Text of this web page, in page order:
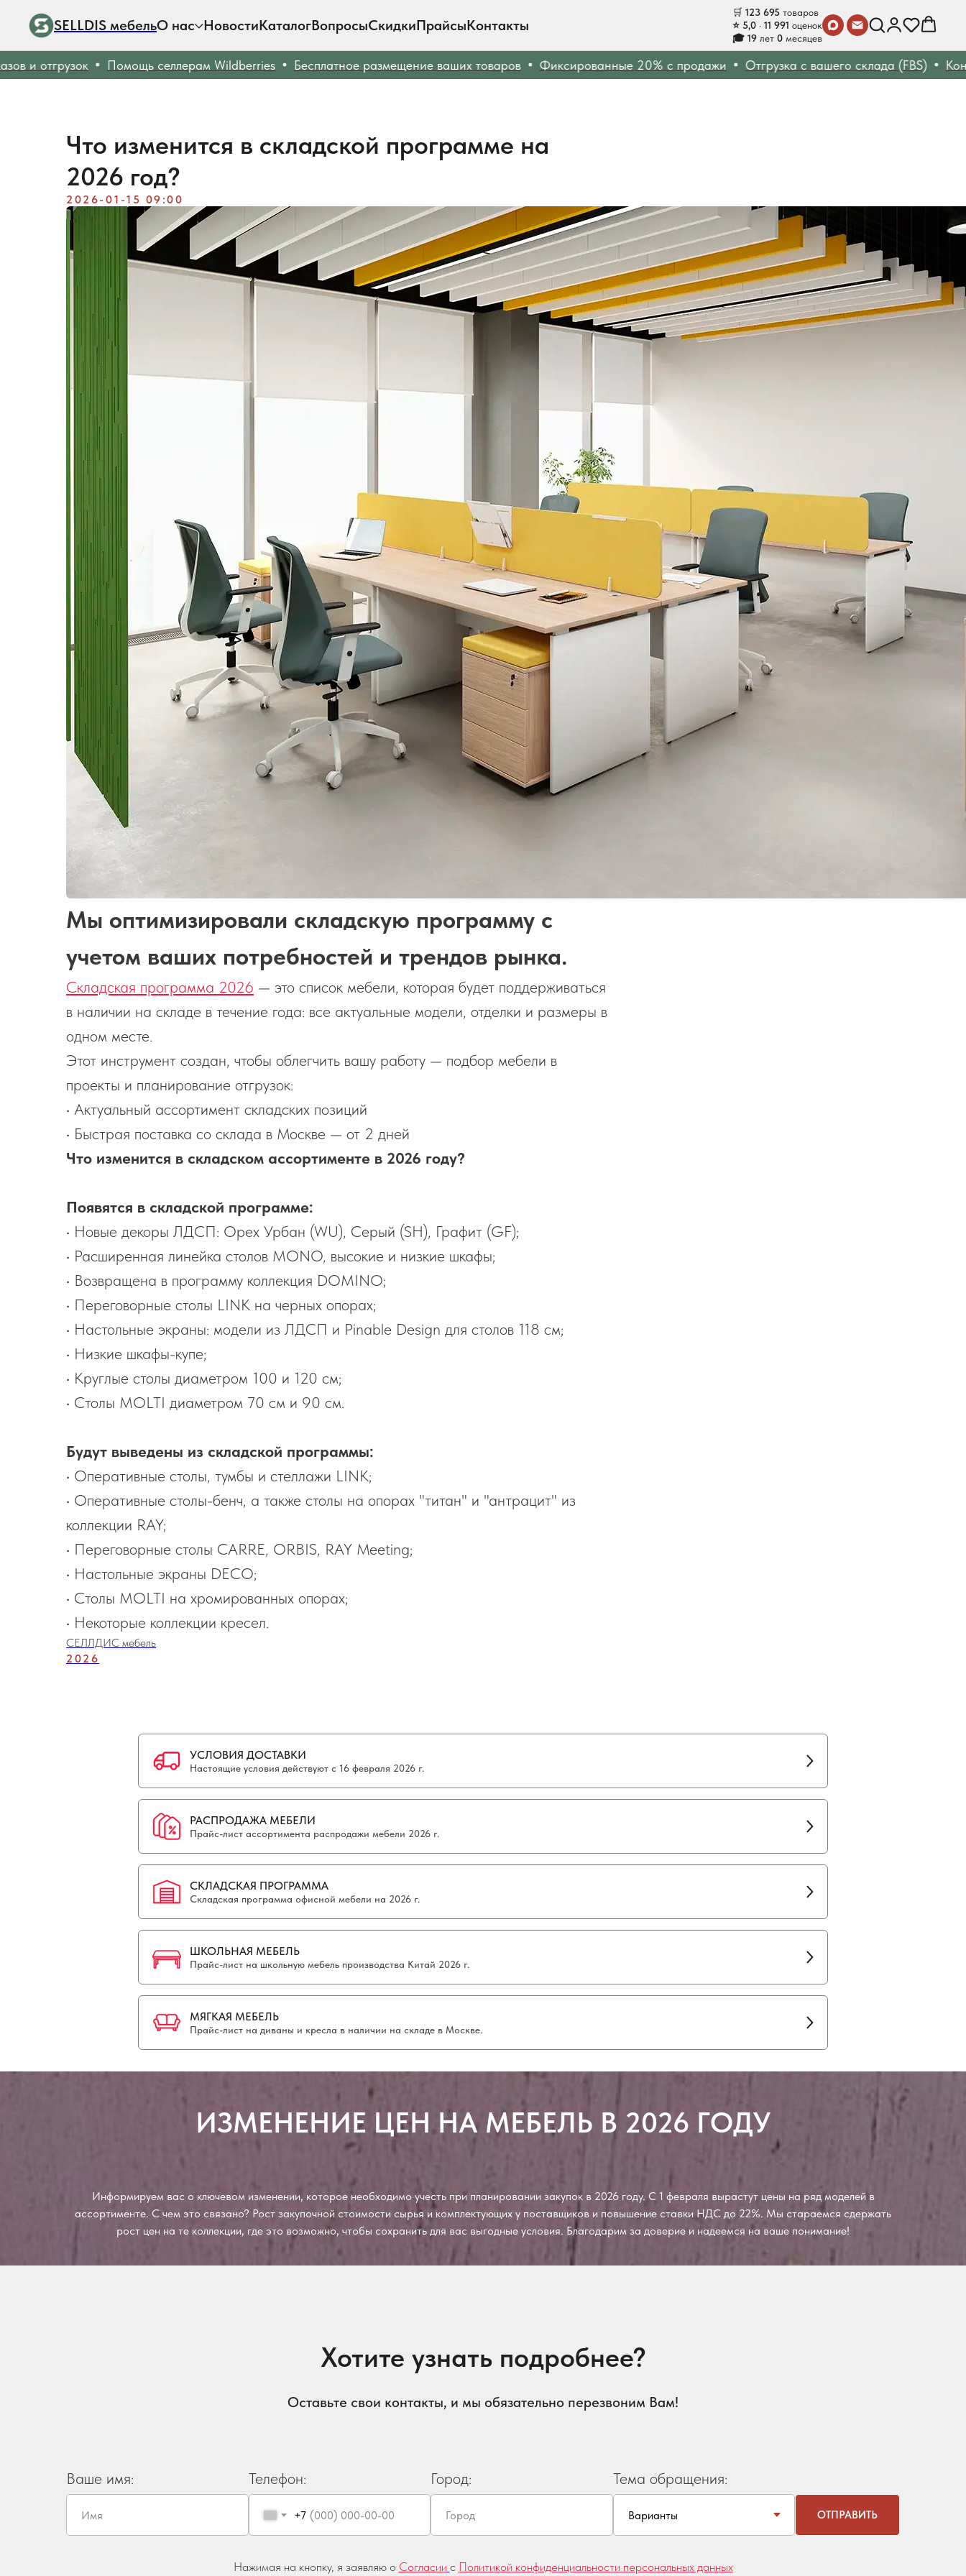
SELLDIS мебельО нас НовостиКаталогВопросыСкидкиПрайсыКонтакты
🛒 123 695 товаров
⭐ 5,0 · 11 991 оценок
🎓 19 лет 0 месяцев
отгрузок Помощь селлерам Wildberries Бесплатное размещение ваших товаров Фиксированные 20% с продажи Отгрузка с вашего склада (FBS)
Что изменится в складской программе на
2026 год?
2026-01-15 09:00
Мы оптимизировали складскую программу с
учетом ваших потребностей и трендов рынка.
Складская программа 2026 — это список мебели, которая будет поддерживаться
в наличии на складе в течение года: все актуальные модели, отделки и размеры в
одном месте.
Этот инструмент создан, чтобы облегчить вашу работу — подбор мебели в
проекты и планирование отгрузок:
• Актуальный ассортимент складских позиций
• Быстрая поставка со склада в Москве — от 2 дней
Что изменится в складском ассортименте в 2026 году?
Появятся в складской программе:
• Новые декоры ЛДСП: Орех Урбан (WU), Серый (SH), Графит (GF);
• Расширенная линейка столов MONO, высокие и низкие шкафы;
• Возвращена в программу коллекция DOMINO;
• Переговорные столы LINK на черных опорах;
• Настольные экраны: модели из ЛДСП и Pinable Design для столов 118 см;
• Низкие шкафы-купе;
• Круглые столы диаметром 100 и 120 см;
• Столы MOLTI диаметром 70 см и 90 см.
Будут выведены из складской программы:
• Оперативные столы, тумбы и стеллажи LINK;
• Оперативные столы-бенч, а также столы на опорах "титан" и "антрацит" из
коллекции RAY;
• Переговорные столы CARRE, ORBIS, RAY Meeting;
• Настольные экраны DECO;
• Столы MOLTI на хромированных опорах;
• Некоторые коллекции кресел.
СЕЛЛДИС мебель
2026
УСЛОВИЯ ДОСТАВКИ
Настоящие условия действуют с 16 февраля 2026 г.
РАСПРОДАЖА МЕБЕЛИ
Прайс-лист ассортимента распродажи мебели 2026 г.
СКЛАДСКАЯ ПРОГРАММА
Складская программа офисной мебели на 2026 г.
ШКОЛЬНАЯ МЕБЕЛЬ
Прайс-лист на школьную мебель производства Китай 2026 г.
МЯГКАЯ МЕБЕЛЬ
Прайс-лист на диваны и кресла в наличии на складе в Москве.
ИЗМЕНЕНИЕ ЦЕН НА МЕБЕЛЬ В 2026 ГОДУ
Информируем вас о ключевом изменении, которое необходимо учесть при планировании закупок в 2026 году. С 1 февраля вырастут цены на ряд моделей в
ассортименте. С чем это связано? Рост закупочной стоимости сырья и комплектующих у поставщиков и повышение ставки НДС до 22%. Мы стараемся сдержать
рост цен на те коллекции, где это возможно, чтобы сохранить для вас выгодные условия. Благодарим за доверие и надеемся на ваше понимание!
Хотите узнать подробнее?
Оставьте свои контакты, и мы обязательно перезвоним Вам!
Ваше имя: Телефон:
+7
Город: Тема обращения:
ОТПРАВИТЬ
Нажимая на кнопку, я заявляю о Согласии с Политикой конфиденциальности персональных данных